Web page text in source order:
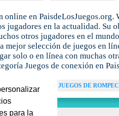
para la
online en
jugadores en la actualidad. Su
otros jugadores en el
mejor selección de juegos en
solo o en línea con muchas
Juegos de conexión en
DE CONEXIÓN JUEGOS DE